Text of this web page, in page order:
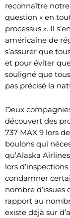
reconnaître
question « en
processus ». Il
américaine de
s’assurer que
et pour éviter
souligné que
pas précisé la
Deux
découvert des
737 MAX 9 lors
boulons qui
qu’Alaska
lors
condamner
nombre d’issues
rapport au
existe déjà sur